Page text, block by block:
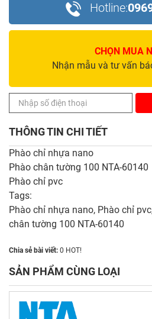
Hotline:
CHỌN MUA
Nhận mẫu và tư vấn
THÔNG TIN CHI TIẾT
Phào chỉ nhựa nano
Phào chân tường 100 NTA-60140
Phào chỉ pvc
Tags:
Phào chỉ nhựa nano, Phào chỉ pvc
chân tường 100 NTA-60140
Chia sẻ bài viết: 0 HOT!
SẢN PHẨM CÙNG LOẠI